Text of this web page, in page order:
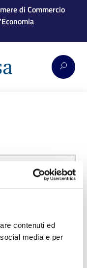
contenuti ed
media e per
di Commercio
dimenticata?